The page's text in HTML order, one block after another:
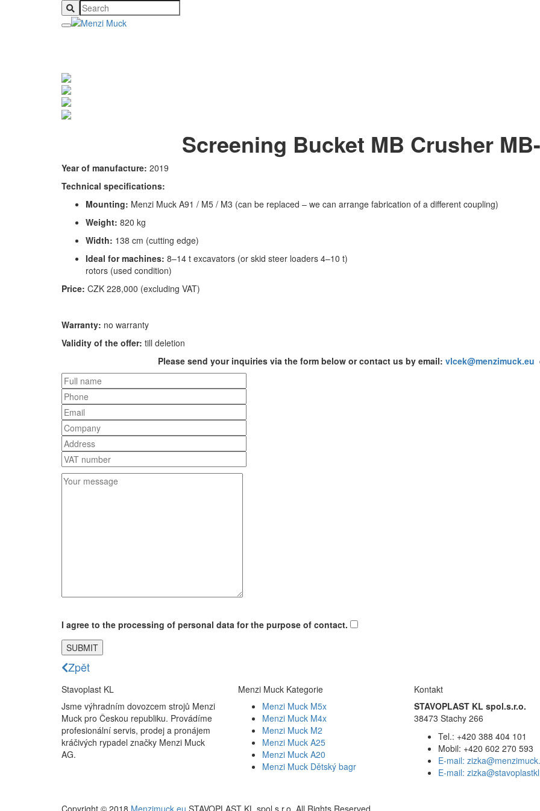
Screening Bucket MB Crusher
Year of manufacture: 2019
Technical specifications:
Mounting: Menzi Muck A91 / M5 / M3 (can be replaced – we can arrange fabrication of a different coupling)
Weight: 820 kg
Width: 138 cm (cutting edge)
Ideal for machines: 8–14 t excavators (or skid steer loaders 4–10 t)
rotors (used condition)
Price: CZK 228,000 (excluding VAT)
Warranty: no warranty
Validity of the offer: till deletion
Please send your inquiries via the form below or contact us by email: vlcek@menzimuck.eu
I agree to the processing of personal data for the purpose of contact.
Zpět
Stavoplast KL
Jsme výhradním dovozcem strojů Menzi
Muck pro Českou republiku. Provádíme
profesionální servis, prodej a pronájem
kráčivých rypadel značky Menzi Muck
AG.
Menzi Muck Kategorie
Menzi Muck M5x
Menzi Muck M4x
Menzi Muck M2
Menzi Muck A25
Menzi Muck A20
Menzi Muck Dětský bagr
Kontakt
STAVOPLAST KL spol.s.r.o.
38473 Stachy 266
Tel.: +420 388 404 101
Mobil: +420 602 270 593
E-mail:
E-mail:
Copyright © 2018 Menzimuck.eu STAVOPLAST KL spol.s.r.o. All Rights Reserved.